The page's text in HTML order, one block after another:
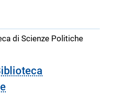
di Scienze Politiche